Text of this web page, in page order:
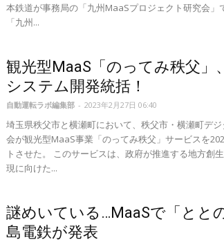
本鉄道が事務局の「九州MaaSプロジェクト研究会」
「九州...
観光型MaaS「のってみ秩父」
システム開発統括！
自動運転ラボ編集部 - 2023年2月27日 06:40
埼玉県秩父市と横瀬町において、秩父市・横瀬町デ
会が観光型MaaS事業「のってみ秩父」サービスを
トさせた。 このサービスは、政府が推進する地方創
現に向けた...
謎めいている…MaaSで「とと
島電鉄が発表